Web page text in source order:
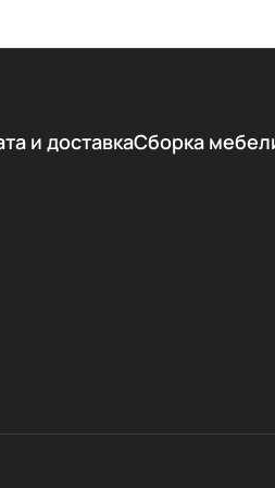
и доставкаСборка